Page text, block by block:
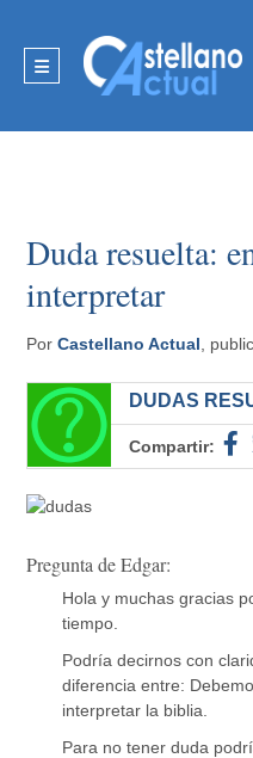
Duda resuelta:
interpretar
PorCastellano Actual ,
DUDAS
Compartir:
Pregunta de Edgar:
Hola y muchas gracias
tiempo.
Podría decirnos con
diferencia entre:
interpretar la biblia.
Para no tener duda